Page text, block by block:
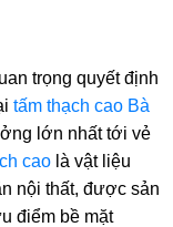
trọng quyết định
tấm thạch cao Bà
lớn nhất tới vẻ
cao là vật liệu
nội thất, được sản
điểm bề mặt